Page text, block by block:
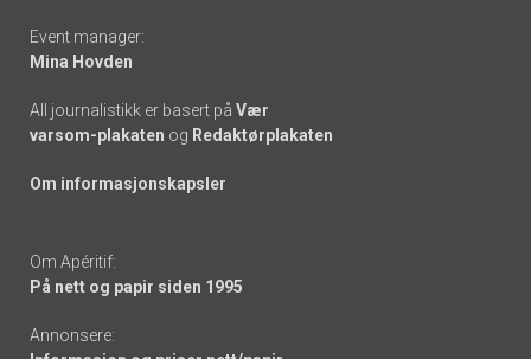
Event manager:
Mina Hovden
All journalistikk er basert på Vær
varsom-plakaten og Redaktørplakaten
Om informasjonskapsler
Om Apéritif:
På nett og papir siden 1995
Annonsere: